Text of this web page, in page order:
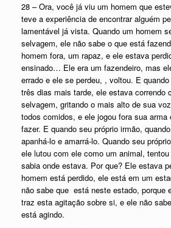
28 – Ora, você já viu um homem que
teve a experiência de encontrar alguém
lamentável já vista. Quando um homem
selvagem, ele não sabe o que está
homem fora, um rapaz, e ele estava
ensinado… Ele era um fazendeiro, mas
errado e ele se perdeu, , voltou. E
três dias mais tarde, ele estava correndo
selvagem, gritando o mais alto de sua
todos comidos, e ele jogou fora sua arma
fazer. E quando seu próprio irmão,
apanhá-lo e amarrá-lo. Quando seu
ele lutou com ele como um animal,
sabia onde estava. Por que? Ele estava
homem está perdido, ele está em um
não sabe que está neste estado, porque
traz esta agitação sobre si, e ele não
está agindo.